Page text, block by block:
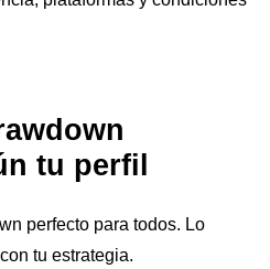
tu perfil
perfecto para todos. Lo
tu estrategia.